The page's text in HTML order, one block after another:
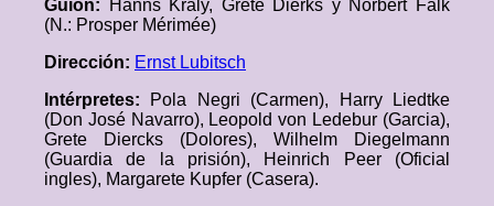
Guion:
Hanns Kräly, Grete Dierks y Norbert Falk
(N.: Prosper Mérimée)
Dirección: Ernst Lubitsch
Intérpretes: Pola Negri (Carmen), Harry Liedtke
(Don José Navarro), Leopold von Ledebur (Garcia),
Grete Diercks (Dolores), Wilhelm Diegelmann
(Guardia de la prisión), Heinrich Peer (Oficial
ingles), Margarete Kupfer (Casera).